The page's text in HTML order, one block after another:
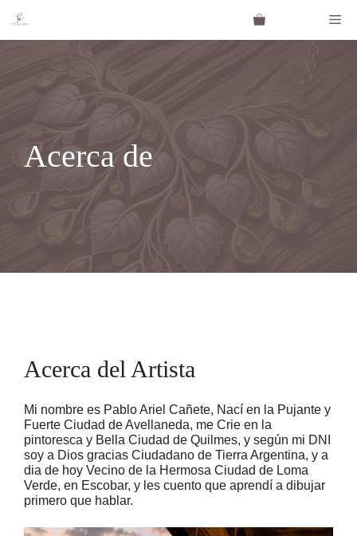
contenido
Acerca de
Acerca del Artista
Mi nombre es Pablo Ariel Cañete, Nací en la Pujante y
Fuerte Ciudad de Avellaneda, me Crie en la
pintoresca y Bella Ciudad de Quilmes, y según mi DNI
soy a Dios gracias Ciudadano de Tierra Argentina, y a
dia de hoy Vecino de la Hermosa Ciudad de Loma
Verde, en Escobar, y les cuento que aprendí a dibujar
primero que hablar.